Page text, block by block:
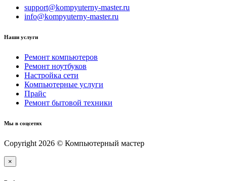
support@kompyuterny-master.ru
info@kompyuterny-master.ru
Наши услуги
Ремонт компьютеров
Ремонт ноутбуков
Настройка сети
Компьютерные услуги
Прайс
Ремонт бытовой техники
Мы в соцсетях
Copyright 2026 © Компьютерный мастер
×